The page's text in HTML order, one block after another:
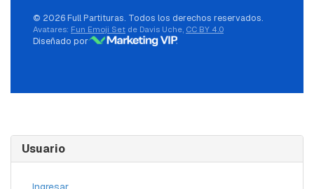
© 2026 Full Partituras. Todos los derechos reservados.
Avatares: Fun Emoji Set de Davis Uche, CC BY 4.0
Diseñado por
Usuario